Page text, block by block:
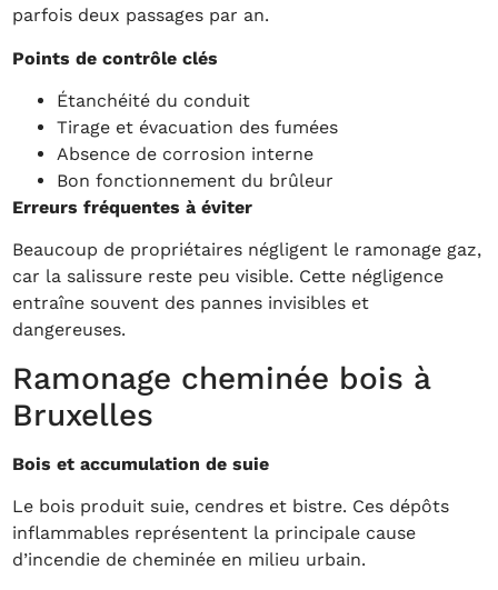
parfois deux passages par an.
Points de contrôle clés
Étanchéité du conduit
Tirage et évacuation des fumées
Absence de corrosion interne
Bon fonctionnement du brûleur
Erreurs fréquentes à éviter
Beaucoup de propriétaires négligent le ramonage gaz,
car la salissure reste peu visible. Cette négligence
entraîne souvent des pannes invisibles et
dangereuses.
Ramonage cheminée bois à
Bruxelles
Bois et accumulation de suie
Le bois produit suie, cendres et bistre. Ces dépôts
inflammables représentent la principale cause
d’incendie de cheminée en milieu urbain.